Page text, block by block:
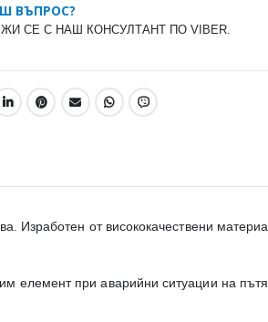
ВЪПРОС?
СЕ С НАШ КОНСУЛТАНТ ПО VIBER.
Изработен от висококачествени
елемент при аварийни ситуации на пътя.